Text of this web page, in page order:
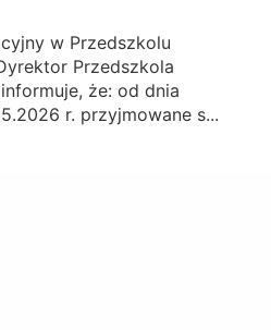
w Przedszkolu
Przedszkola
że: od dnia
r. przyjmowane s...